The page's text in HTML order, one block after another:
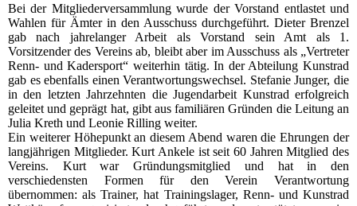
Bei der Mitgliederversammlung wurde der Vorstand entlastet und
Wahlen für Ämter in den Ausschuss durchgeführt. Dieter Brenzel
gab nach jahrelanger Arbeit als Vorstand sein Amt als 1.
Vorsitzender des Vereins ab, bleibt aber im Ausschuss als „Vertreter
Renn- und Kadersport“ weiterhin tätig. In der Abteilung Kunstrad
gab es ebenfalls einen Verantwortungswechsel. Stefanie Junger, die
in den letzten Jahrzehnten die Jugendarbeit Kunstrad erfolgreich
geleitet und geprägt hat, gibt aus familiären Gründen die Leitung an
Julia Kreth und Leonie Rilling weiter.
Ein weiterer Höhepunkt an diesem Abend waren die Ehrungen der
langjährigen Mitglieder. Kurt Ankele ist seit 60 Jahren Mitglied des
Vereins. Kurt war Gründungsmitglied und hat in den
verschiedensten Formen für den Verein Verantwortung
übernommen: als Trainer, hat Trainingslager, Renn- und Kunstrad